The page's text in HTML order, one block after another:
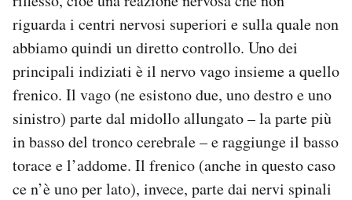
riguarda i centri nervosi superiori e sulla quale non
abbiamo quindi un diretto controllo. Uno dei
principali indiziati è il nervo vago insieme a quello
frenico. Il vago (ne esistono due, uno destro e uno
sinistro) parte dal midollo allungato – la parte più
in basso del tronco cerebrale – e raggiunge il basso
torace e l’addome. Il frenico (anche in questo caso
ce n’è uno per lato), invece, parte dai nervi spinali